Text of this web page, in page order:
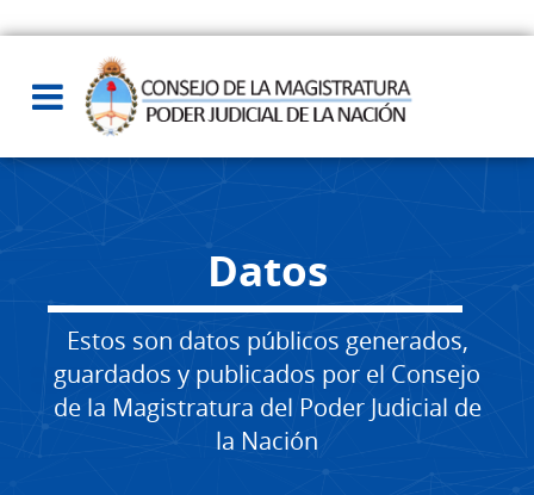
Datos
Estos son datos públicos generados,
guardados y publicados por el Consejo
de la Magistratura del Poder Judicial de
la Nación